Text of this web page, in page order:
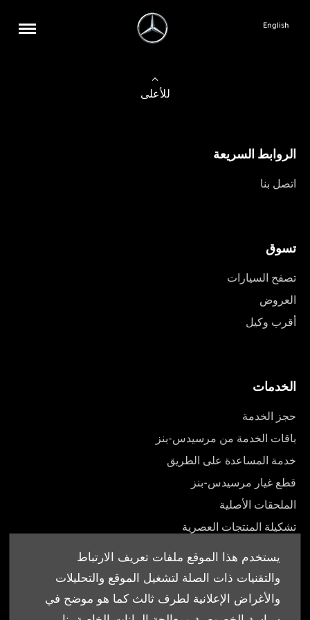
يستخدم هذا الموقع ملفات تعريف الارتباط
والتقنيات ذات الصلة لتشغيل الموقع والتحليلات
والأغراض الإعلانية لطرف ثالث كما هو موضح في
English
للأعلى
الروابط السريعة
اتصل بنا
تسوق
تصفح السيارات
العروض
أقرب وكيل
الخدمات
حجز الخدمة
باقات الخدمة من مرسيدس-بنز
خدمة المساعدة على الطريق
قطع غيار مرسيدس-بنز
الملحقات الأصلية
تشكيلة المنتجات العصرية